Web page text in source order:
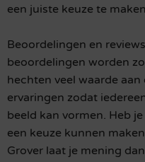
een juiste keuze te
Beoordelingen en
beoordelingen worden
hechten veel waarde
ervaringen zodat
beeld kan vormen. Heb
een keuze kunnen
Grover laat je mening